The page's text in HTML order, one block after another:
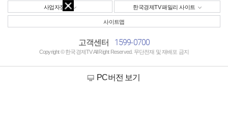
사업자정보 한국경제TV 패밀리 사이트
사이트맵
고객센터 1599-0700
Copyright © 한국경제TV All Right Reserved. 무단전재 및 재배포 금지
PC버전 보기